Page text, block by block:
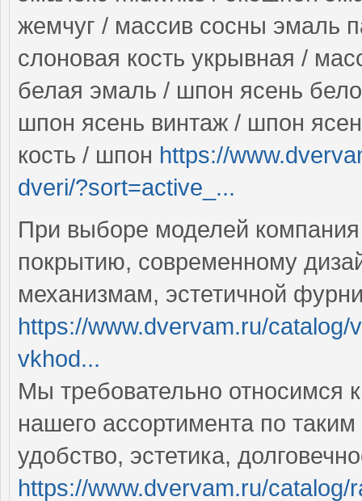
жемчуг / массив сосны эмаль
слоновая кость укрывная /
белая эмаль / шпон ясень
шпон ясень винтаж / шпон
кость / шпон https://
dveri/?sort=active_...
При выборе моделей
покрытию, современному
механизмам, эстетичной
https://www.dvervam.ru/
vkhod...
Мы требовательно относимся
нашего ассортимента по
удобство, эстетика,
https://www.dvervam.ru/